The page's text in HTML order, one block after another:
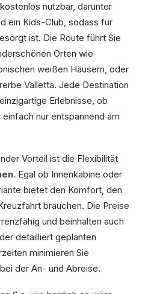
nutzbar, darunter
ein Kids-Club, sodass für
ist. Die Route führt Sie
Orten wie
weißen Häusern, oder
Valletta. Jede Destination
Erlebnisse, ob
nur entspannend am
Vorteil ist die Flexibilität
. Egal ob Innenkabine oder
bietet den Komfort, den
brauchen. Die Preise
und beinhalten auch
detailliert geplanten
minimieren Sie
der An- und Abreise.